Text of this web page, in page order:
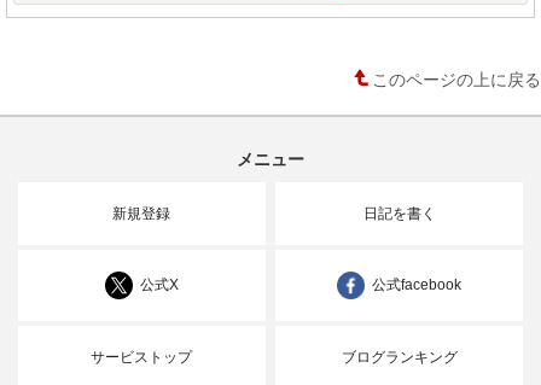
このページの上に戻る
メニュー
新規登録 日記を書く
公式X 公式facebook
サービストップ ブログランキング